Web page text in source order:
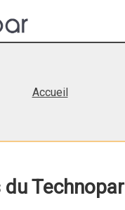
Accueil
Technopar